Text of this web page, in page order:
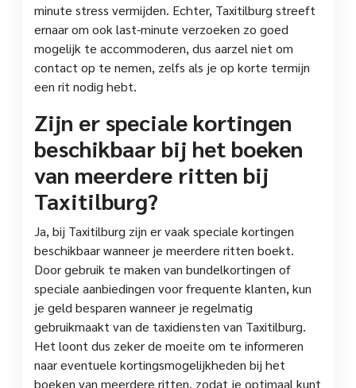
minute stress vermijden. Echter, Taxitilburg streeft
ernaar om ook last-minute verzoeken zo goed
mogelijk te accommoderen, dus aarzel niet om
contact op te nemen, zelfs als je op korte termijn
een rit nodig hebt.
Zijn er speciale kortingen
beschikbaar bij het boeken
van meerdere ritten bij
Taxitilburg?
Ja, bij Taxitilburg zijn er vaak speciale kortingen
beschikbaar wanneer je meerdere ritten boekt.
Door gebruik te maken van bundelkortingen of
speciale aanbiedingen voor frequente klanten, kun
je geld besparen wanneer je regelmatig
gebruikmaakt van de taxidiensten van Taxitilburg.
Het loont dus zeker de moeite om te informeren
naar eventuele kortingsmogelijkheden bij het
boeken van meerdere ritten, zodat je optimaal kunt